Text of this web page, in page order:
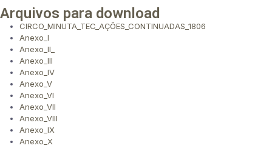
Arquivos para download
CIRCO_MINUTA_TEC_AÇÕES_CONTINUADAS_1806
Anexo_I
Anexo_II_
Anexo_III
Anexo_IV
Anexo_V
Anexo_VI
Anexo_VII
Anexo_VIII
Anexo_IX
Anexo_X